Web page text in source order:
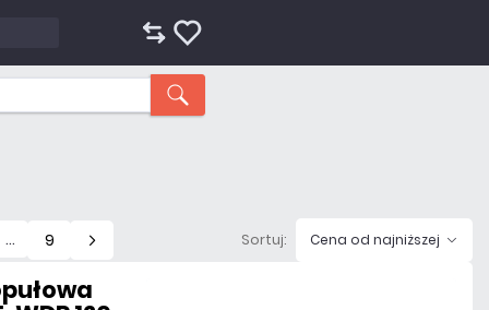
Sortuj: Cena od najniższej
… 9